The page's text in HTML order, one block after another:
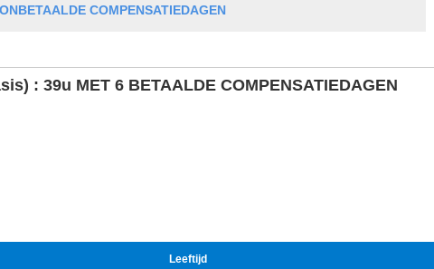
COMPENSATIEDAGEN
: 39u MET 6 BETAALDE COMPENSATIEDAGEN
Leeftijd